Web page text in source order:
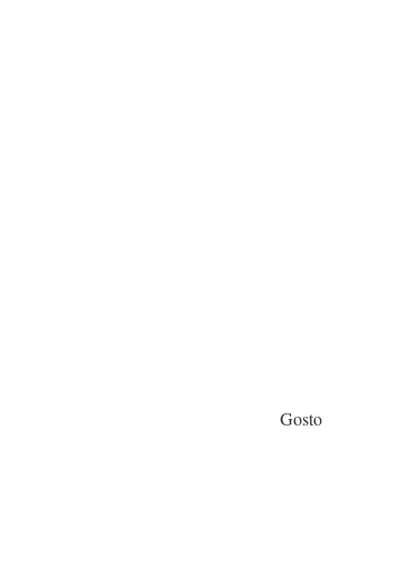
Gosto